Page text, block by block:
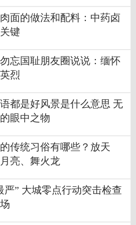
面的做法和配料：中药卤
键
忘国耻朋友圈说说：缅怀
烈
都是好风景是什么意思 无
眼中之物
传统习俗有哪些？放天
亮、舞火龙
严” 大城零点行动突击检查